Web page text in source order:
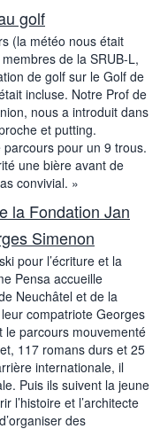
golf
(la météo nous était
de la SRUB-L,
de golf sur le Golf de
incluse. Notre Prof de
nous a introduit dans
et putting.
pour un 9 trous.
une bière avant de
convivial. »
la Fondation Jan
Simenon
pour l’écriture et la
Pensa accueille
Neuchâtel et de la
compatriote Georges
le parcours mouvementé
117 romans durs et 25
internationale, il
Puis ils suivent la jeune
l’histoire et l’architecte
des